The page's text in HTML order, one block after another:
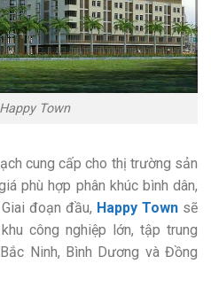
Town
cung cấp cho thị trường sản
phù hợp phân khúc bình dân,
đoạn đầu, Happy Town sẽ
công nghiệp lớn, tập trung
Ninh, Bình Dương và Đồng